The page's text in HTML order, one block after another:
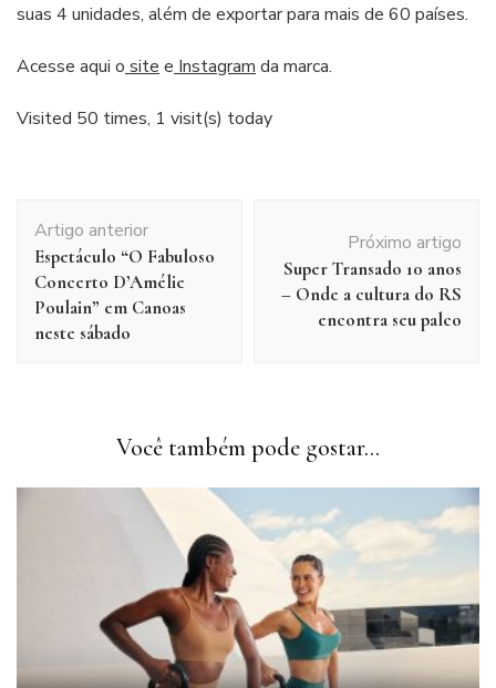
suas 4 unidades, além de exportar para mais de 60 países.
Acesse aqui o site e Instagram da marca.
Visited 50 times, 1 visit(s) today
de
post
Artigo anterior
Espetáculo “O Fabuloso
Concerto D’Amélie
Poulain” em Canoas
neste sábado
Próximo artigo
Super Transado 10 anos
– Onde a cultura do RS
encontra seu palco
Você também pode gostar...